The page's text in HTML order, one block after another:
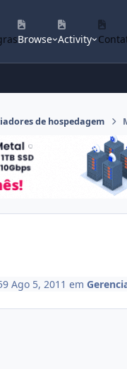
Browse Activity
de hospedagem
Ago 5, 2011 em